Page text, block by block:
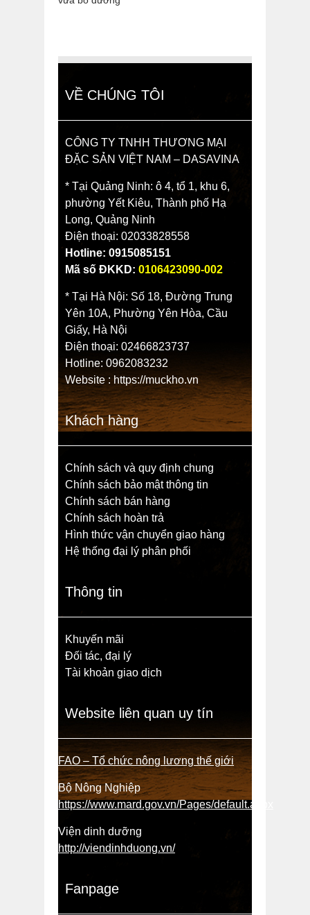
VỀ CHÚNG TÔI
CÔNG TY TNHH THƯƠNG MẠI
ĐẶC SẢN VIỆT NAM – DASAVINA
* Tại Quảng Ninh: ô 4, tổ 1, khu 6,
phường Yết Kiêu, Thành phố Hạ
Long, Quảng Ninh
Điện thoại: 02033828558
Hotline: 0915085151
Mã số ĐKKD: 0106423090-002
* Tại Hà Nội: Số 18, Đường Trung
Yên 10A, Phường Yên Hòa, Cầu
Giấy, Hà Nội
Điện thoại: 02466823737
Hotline: 0962083232
Website :https://muckho.vn
Khách hàng
Chính sách và quy định chung
Chính sách bảo mật thông tin
Chính sách bán hàng
Chính sách hoàn trả
Hình thức vận chuyển giao hàng
Hệ thống đại lý phân phối
Thông tin
Khuyến mãi
Đối tác, đại lý
Tài khoản giao dịch
Website liên quan uy tín
FAO – Tổ chức nông lương thế giới
Bộ Nông Nghiệp
https://www.mard.gov.vn/Pages/default.aspx
Viện dinh dưỡng
http://viendinhduong.vn/
Fanpage